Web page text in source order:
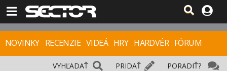
NOVINKY RECENZIE VIDEÁ HRY HARDVÉR FÓRUM
PORADIŤ?
PRIDAŤ
VYHĽADAŤ